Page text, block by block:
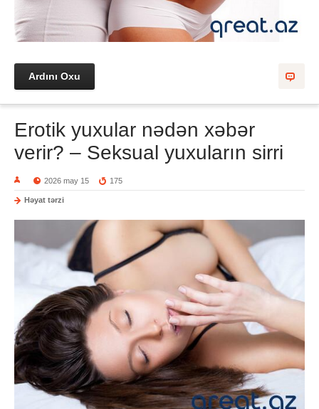
Ardını Oxu
Erotik yuxular nədən xəbər
verir? – Seksual yuxuların sirri
2026 may 15 175
Həyat tərzi